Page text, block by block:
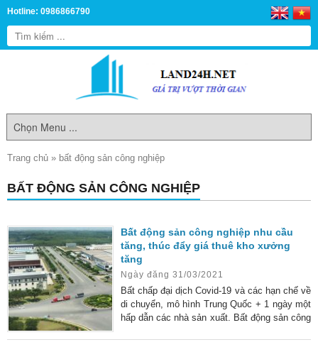
Hotline: 0986866790
Trang chủ » bất động sản công nghiệp
BẤT ĐỘNG SẢN CÔNG NGHIỆP
Bất động sản công nghiệp nhu cầu
tăng, thúc đẩy giá thuê kho xưởng
tăng
Ngày đăng 31/03/2021
Bất chấp đại dịch Covid-19 và các hạn chế về
di chuyển, mô hình Trung Quốc + 1 ngày một
hấp dẫn các nhà sản xuất. Bất động sản công